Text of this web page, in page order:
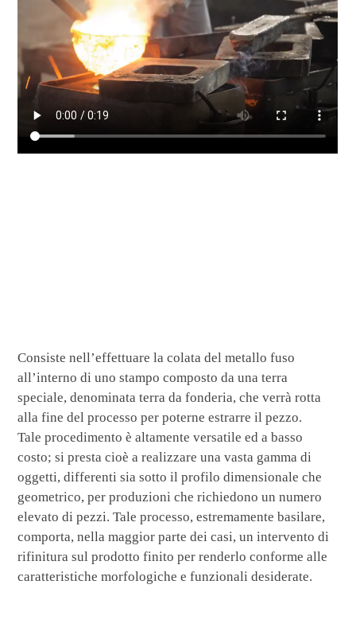
Consiste nell’effettuare la colata del metallo fuso
all’interno di uno stampo composto da una terra
speciale, denominata terra da fonderia, che verrà rotta
alla fine del processo per poterne estrarre il pezzo.
Tale procedimento è altamente versatile ed a basso
costo; si presta cioè a realizzare una vasta gamma di
oggetti, differenti sia sotto il profilo dimensionale che
geometrico, per produzioni che richiedono un numero
elevato di pezzi. Tale processo, estremamente basilare,
comporta, nella maggior parte dei casi, un intervento di
rifinitura sul prodotto finito per renderlo conforme alle
caratteristiche morfologiche e funzionali desiderate.